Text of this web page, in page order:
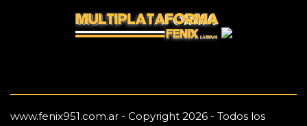
www.fenix951.com.ar - Copyright 2026 - Todos los